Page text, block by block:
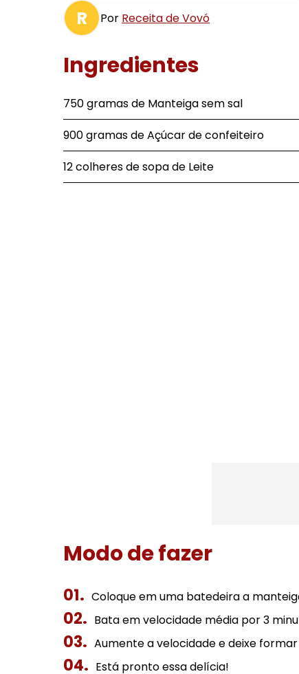
R Por Receita de Vovó
Ingredientes
750 gramas de Manteiga sem sal
900 gramas de Açúcar de confeiteiro
12 colheres de sopa de Leite
Modo de fazer
Coloque em uma batedeira a
Bata em velocidade média por 3
Aumente a velocidade e deixe
Está pronto essa delícia!